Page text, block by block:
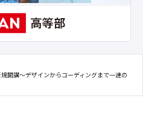
開講～デザインからコーディングまで一連の